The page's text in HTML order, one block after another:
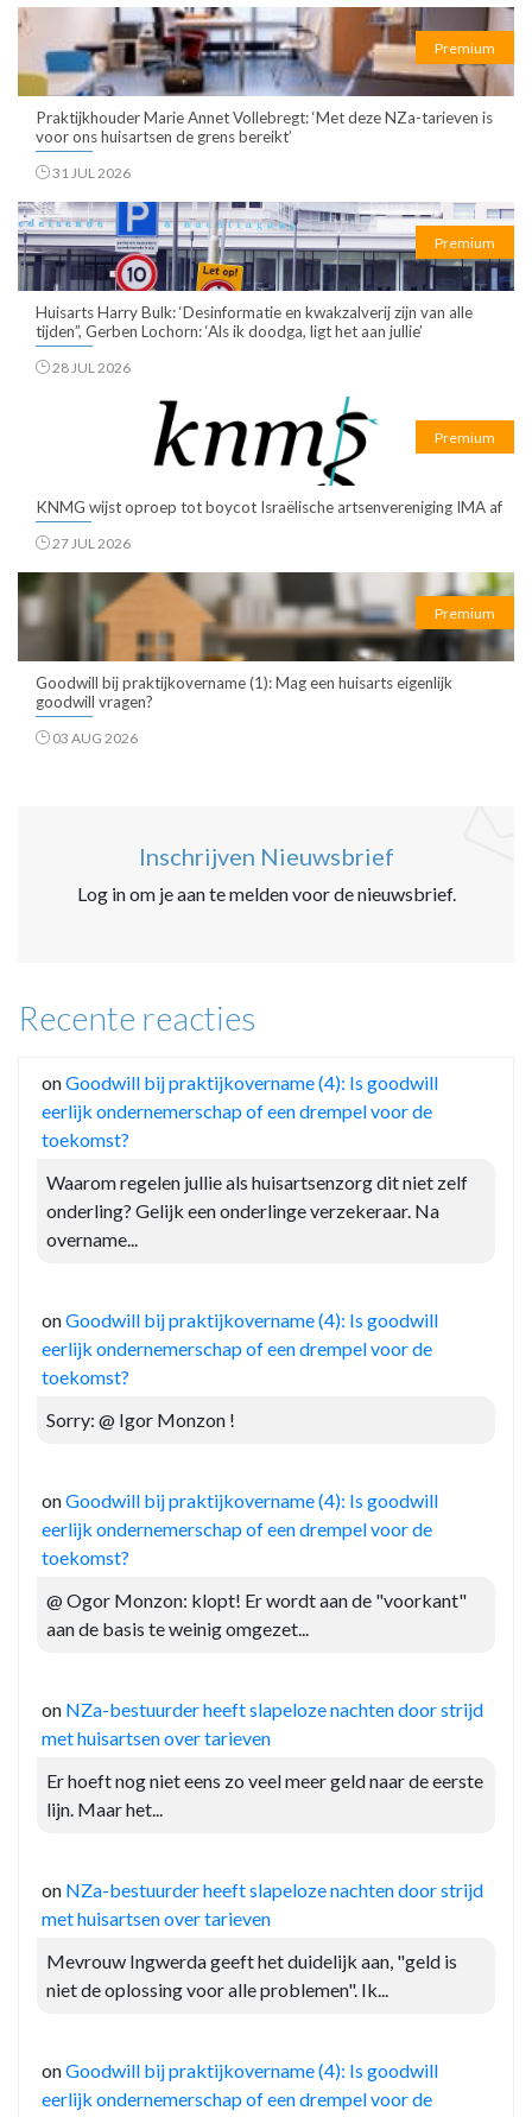
Premium
Praktijkhouder Marie Annet Vollebregt: ‘Met deze NZa-tarieven is
voor ons huisartsen de grens bereikt’
31 JUL 2026
Premium
Huisarts Harry Bulk: ‘Desinformatie en kwakzalverij zijn van alle
tijden”, Gerben Lochorn: ‘Als ik doodga, ligt het aan jullie’
28 JUL 2026
Premium
KNMG wijst oproep tot boycot Israëlische artsenvereniging IMA af
27 JUL 2026
Premium
Goodwill bij praktijkovername (1): Mag een huisarts eigenlijk
goodwill vragen?
03 AUG 2026
Inschrijven Nieuwsbrief
Log in om je aan te melden voor de nieuwsbrief.
Recente reacties
onGoodwill bij praktijkovername (4): Is goodwill
eerlijk ondernemerschap of een drempel voor de
toekomst?
Waarom regelen jullie als huisartsenzorg dit niet zelf
onderling? Gelijk een onderlinge verzekeraar. Na
overname...
onGoodwill bij praktijkovername (4): Is goodwill
eerlijk ondernemerschap of een drempel voor de
toekomst?
Sorry: @ Igor Monzon !
onGoodwill bij praktijkovername (4): Is goodwill
eerlijk ondernemerschap of een drempel voor de
toekomst?
@ Ogor Monzon: klopt! Er wordt aan de "voorkant"
aan de basis te weinig omgezet...
on NZa-bestuurder heeft slapeloze nachten door strijd
met huisartsen over tarieven
Er hoeft nog niet eens zo veel meer geld naar de eerste
lijn. Maar het...
on NZa-bestuurder heeft slapeloze nachten door strijd
met huisartsen over tarieven
Mevrouw Ingwerda geeft het duidelijk aan, "geld is
niet de oplossing voor alle problemen". Ik...
onGoodwill bij praktijkovername (4): Is goodwill
eerlijk ondernemerschap of een drempel voor de